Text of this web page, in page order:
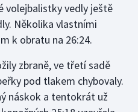
volejbalistky vedly ještě
Několika vlastními
k obratu na 26:24.
zbraně, ve třetí sadě
pod tlakem chybovaly.
náskok a tentokrát už